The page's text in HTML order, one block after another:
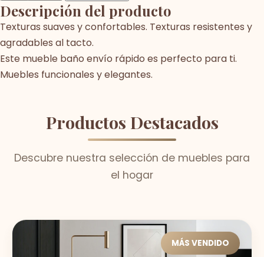
Descripción del producto
Texturas suaves y confortables. Texturas resistentes y
agradables al tacto.
Este mueble baño envío rápido es perfecto para ti.
Muebles funcionales y elegantes.
Productos Destacados
Descubre nuestra selección de muebles para
el hogar
MÁS VENDIDO